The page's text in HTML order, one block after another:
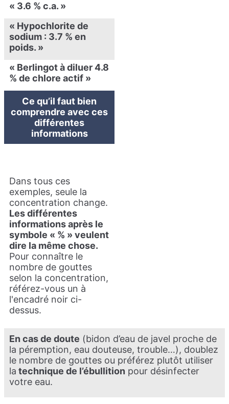
« 3.6 % c.a. »
« Hypochlorite de
sodium : 3.7 % en
poids. »
« Berlingot à diluer4.8
% de chlore actif »
Ce qu’il faut bien
comprendre avec ces
différentes
informations
Dans tous ces
exemples, seule la
concentration change.
Les différentes
informations après le
symbole « % » veulent
dire la même chose.
Pour connaître le
nombre de gouttes
selon la concentration,
référez-vous un à
l'encadré noir ci-
dessus.
En cas de doute (bidon d’eau de javel proche de
la péremption, eau douteuse, trouble…), doublez
le nombre de gouttes ou préférez plutôt utiliser
la technique de l’ébullition pour désinfecter
votre eau.